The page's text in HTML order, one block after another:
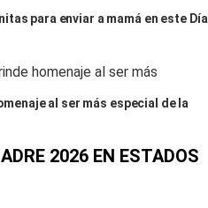
para enviar a mamá en este Día
al ser más especial de la
2026 EN ESTADOS